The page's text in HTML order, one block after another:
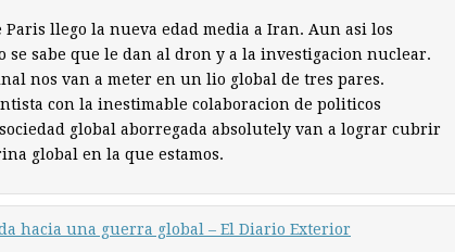
Paris llego la nueva edad media a Iran. Aun asi los
se sabe que le dan al dron y a la investigacion nuclear.
nos van a meter en un lio global de tres pares.
con la inestimable colaboracion de politicos
global aborregada absolutely van a lograr cubrir
global en la que estamos.
hacia una guerra global – El Diario Exterior